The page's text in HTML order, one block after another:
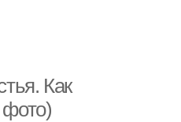
Как
фото)